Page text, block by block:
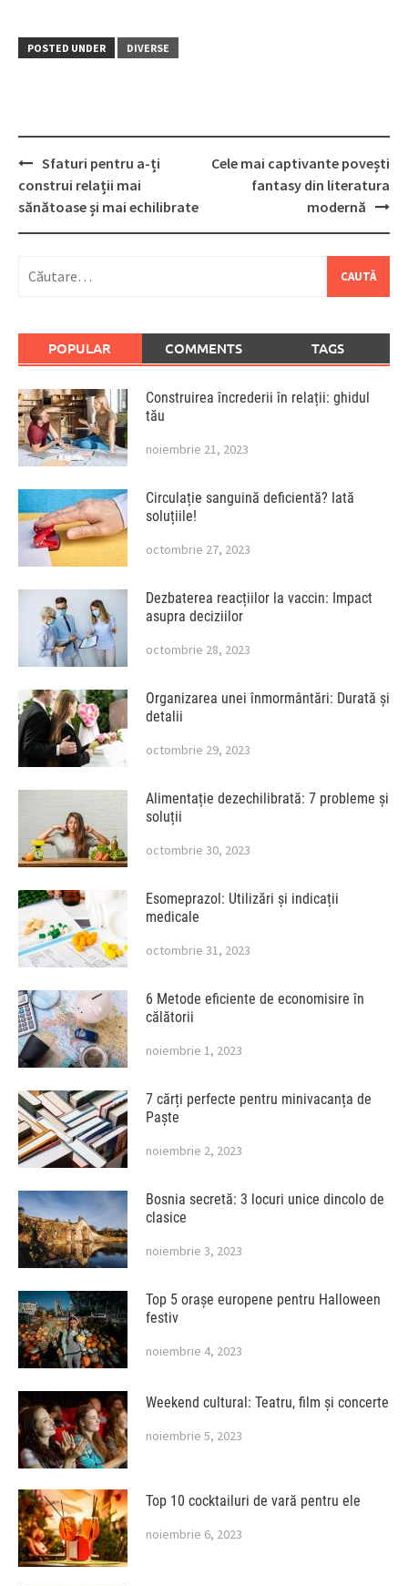
POSTED UNDER DIVERSE
Post
navigation
Sfaturi pentru a-ți
construi relații mai
sănătoase și mai echilibrate
Cele mai captivante povești
fantasy din literatura
modernă
după:
POPULAR COMMENTS TAGS
Construirea încrederii în relații: ghidul
tău
noiembrie 21, 2023
Circulație sanguină deficientă? Iată
soluțiile!
octombrie 27, 2023
Dezbaterea reacțiilor la vaccin: Impact
asupra deciziilor
octombrie 28, 2023
Organizarea unei înmormântări: Durată și
detalii
octombrie 29, 2023
Alimentație dezechilibrată: 7 probleme și
soluții
octombrie 30, 2023
Esomeprazol: Utilizări și indicații
medicale
octombrie 31, 2023
6 Metode eficiente de economisire în
călătorii
noiembrie 1, 2023
7 cărți perfecte pentru minivacanța de
Paște
noiembrie 2, 2023
Bosnia secretă: 3 locuri unice dincolo de
clasice
noiembrie 3, 2023
Top 5 orașe europene pentru Halloween
festiv
noiembrie 4, 2023
Weekend cultural: Teatru, film și concerte
noiembrie 5, 2023
Top 10 cocktailuri de vară pentru ele
noiembrie 6, 2023